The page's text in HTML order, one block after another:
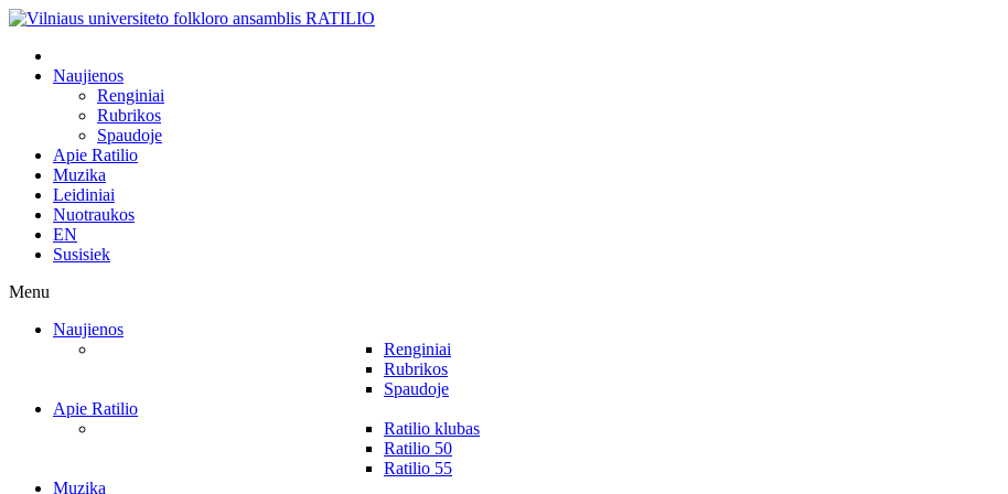
Naujienos
Renginiai
Rubrikos
Spaudoje
Apie Ratilio
Muzika
Leidiniai
Nuotraukos
EN
Susisiek
Menu
Naujienos
Renginiai
Rubrikos
Spaudoje
Apie Ratilio
Ratilio klubas
Ratilio 50
Ratilio 55
Muzika